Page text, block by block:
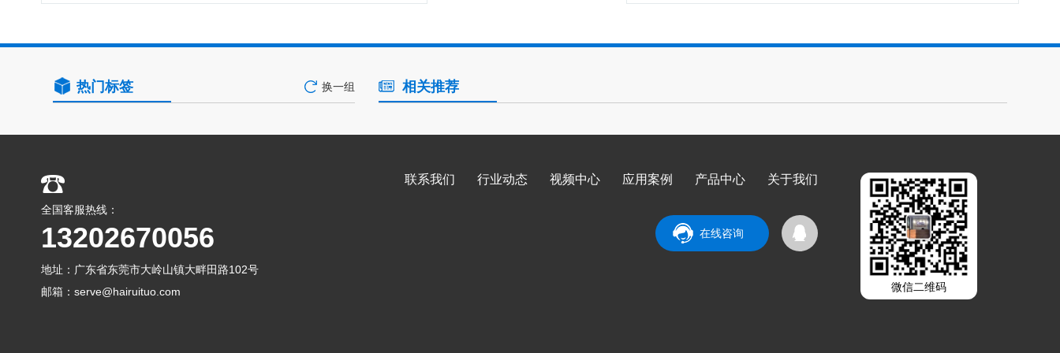
热门标签 换一组 相关推荐
全国客服热线：
13202670056
地址：广东省东莞市大岭山镇大畔田路102号
邮箱：serve@hairuituo.com
关于我们
产品中心
应用案例
视频中心
行业动态
联系我们
在线咨询
微信二维码